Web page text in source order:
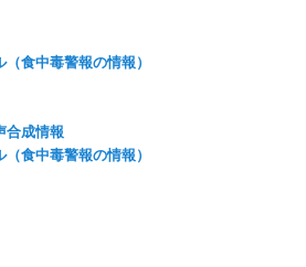
食中毒警報の情報）
成情報
食中毒警報の情報）